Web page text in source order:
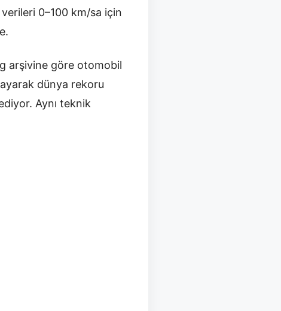
0–100 km/sa için
arşivine göre otomobil
dünya rekoru
Aynı teknik